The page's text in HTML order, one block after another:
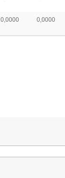
0,0000 0,0000